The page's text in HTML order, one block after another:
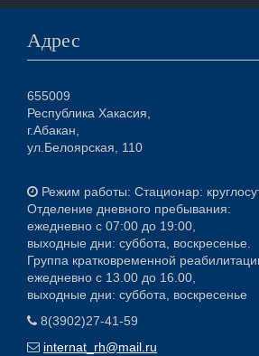
Адрес
655009
Республика Хакасия,
г.Абакан,
ул.Белоярская, 110
Режим работы: Стационар:
Отделение дневного пребывания:
ежедневно с 07:00 до 19:00,
выходные дни: суббота, воскресенье.
Группа кратковременной
ежедневно с 13.00 до 16.00,
выходные дни: суббота, воскресенье
8(3902)27-41-59
internat_rh@mail.ru